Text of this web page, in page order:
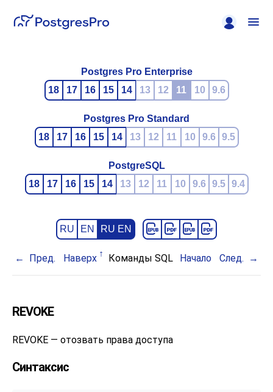
Postgres Pro Enterprise
18
17 16 15 14 13 12 11 10 9.6
Postgres Pro Standard
18
17 16 15 14 13 12 11 10 9.6 9.5
PostgreSQL
18
17 16 15 14 13 12 11 10 9.6 9.5 9.4
RU EN RU EN
Пред. Наверх Команды SQL Начало След.
REVOKE
REVOKE — отозвать права доступа
Синтаксис